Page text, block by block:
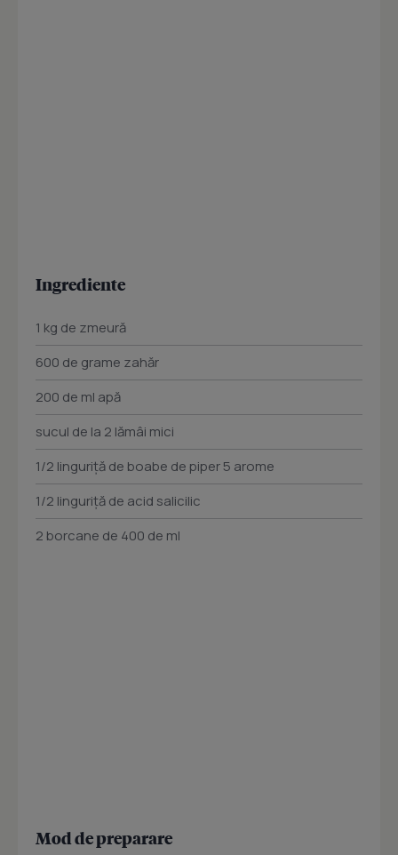
Ingrediente
1 kg de zmeură
600 de grame zahăr
200 de ml apă
sucul de la 2 lămâi mici
1/2 linguriță de boabe de piper 5 arome
1/2 linguriță de acid salicilic
2 borcane de 400 de ml
Mod de preparare